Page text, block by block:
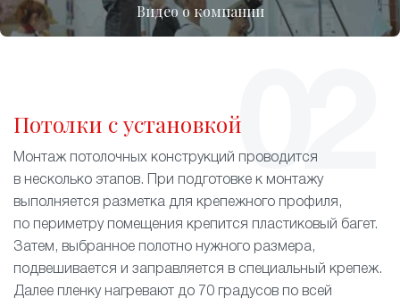
Видео о компании
Потолки с установкой
Монтаж потолочных конструкций проводится
в несколько этапов. При подготовке к монтажу
выполняется разметка для крепежного профиля,
по периметру помещения крепится пластиковый багет.
Затем, выбранное полотно нужного размера,
подвешивается и заправляется в специальный крепеж.
Далее пленку нагревают до 70 градусов по всей